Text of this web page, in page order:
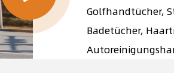
Golfhandtücher,
Badetücher,